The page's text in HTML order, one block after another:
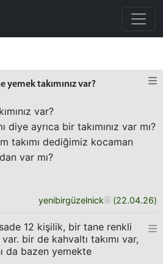
yemek takımınız var?
var?
diye ayrıca bir takımınız var mı?
takımı dediğimiz kocaman
var mı?
yenibirgüzelnick (22.04.26)
12 kişilik, bir tane renkli
bir de kahvaltı takımı var,
da bazen yemekte